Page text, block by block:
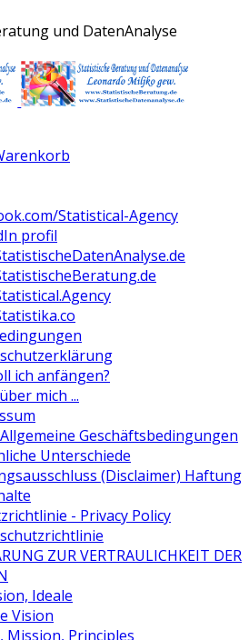
und DatenAnalyse
Statistical-Agency
profil
ich anfängen?
mich ...
Geschäftsbedingungen
Unterschiede
(Disclaimer) Haftung
- Privacy Policy
ZUR VERTRAULICHKEIT DER
Ideale
Vision
Mission, Principles